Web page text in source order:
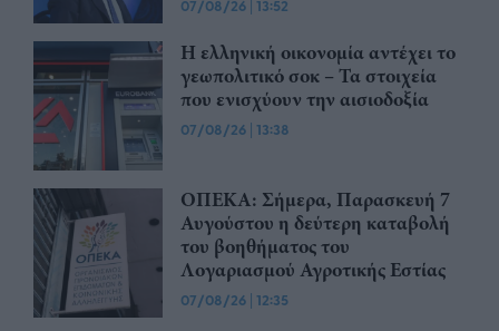
07/08/26 | 13:52
Η ελληνική οικονομία αντέχει το
γεωπολιτικό σοκ – Τα στοιχεία
που ενισχύουν την αισιοδοξία
07/08/26 | 13:38
ΟΠΕΚΑ: Σήμερα, Παρασκευή 7
Αυγούστου η δεύτερη καταβολή
του βοηθήματος του
Λογαριασμού Αγροτικής Εστίας
07/08/26 | 12:35